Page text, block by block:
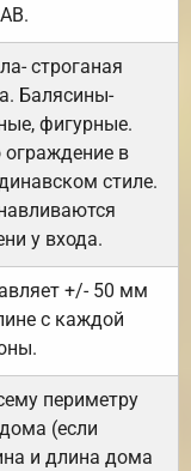
строганая
Балясины-
фигурные.
в
стиле.
у входа.
+/- 50 мм
с каждой
периметру
(если
и длина дома